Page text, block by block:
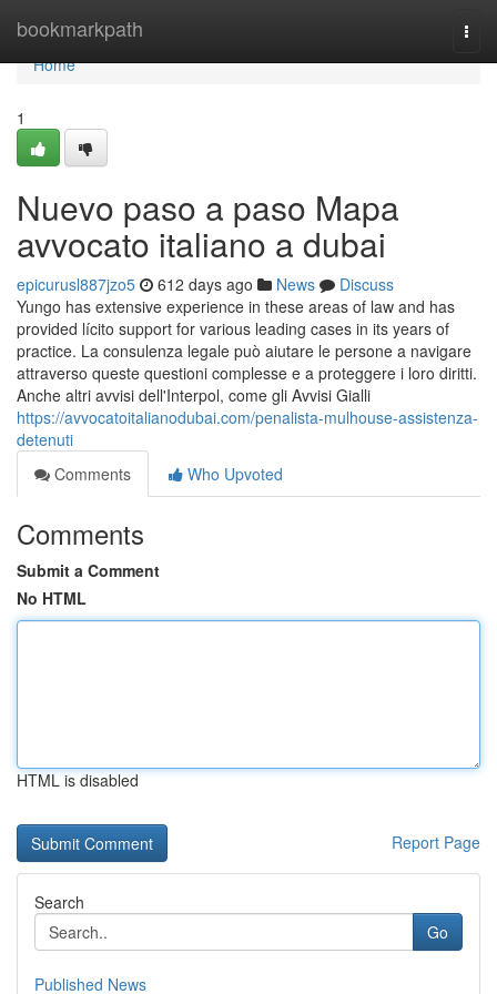
bookmarkpath
Home
Home
1
Nuevo paso a paso Mapa
avvocato italiano a dubai
epicurusl887jzo5 612 days ago News
Discuss
Yungo has extensive experience in these areas of law and has
provided lícito support for various leading cases in its years of
practice. La consulenza legale può aiutare le persone a navigare
attraverso queste questioni complesse e a proteggere i loro diritti.
Anche altri avvisi dell'Interpol, come gli Avvisi Gialli
https://avvocatoitalianodubai.com/penalista-mulhouse-assistenza-
detenuti
Comments
Who Upvoted
Comments
Submit a Comment
No HTML
HTML is disabled
Report Page
Search
Go
Published News